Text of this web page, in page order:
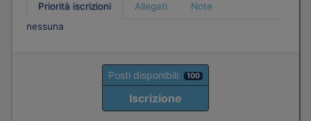
Priorità iscrizioni Allegati
Note
nessuna
Posti disponibili: 100
Iscrizione